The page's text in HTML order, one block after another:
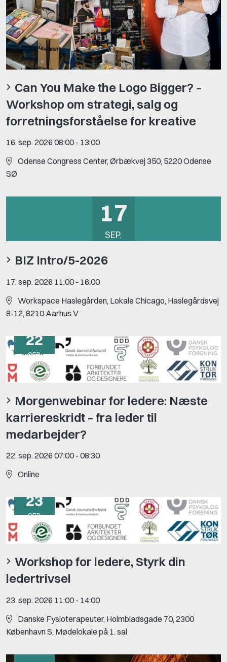
Can You Make the Logo Bigger? –
Workshop om strategi, salg og
forretningsforståelse for kreative
16. sep. 2026 08:00 - 13:00
Odense Congress Center, Ørbækvej 350, 5220 Odense
SØ
17
SEP.
BIZ Intro/5-2026
17. sep. 2026 11:00 - 16:00
Workspace Haslegården, Lokale Chicago, Haslegårdsvej
8-12, 8210 Aarhus V
22
SEP.
Morgenwebinar for ledere: Næste
karriereskridt – fra leder til
medarbejder?
22. sep. 2026 07:00 - 08:30
Online
23
SEP.
Workshop for ledere, Styrk din
ledertrivsel
23. sep. 2026 11:00 - 14:00
Danske Fysioterapeuter, Holmbladsgade 70, 2300
København S, Mødelokale på 1. sal